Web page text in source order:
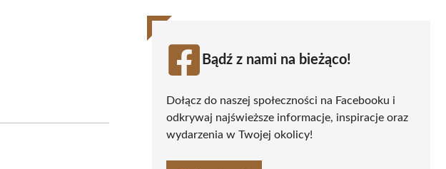
Bądź z nami na bieżąco!
Dołącz do naszej społeczności na Facebooku i
odkrywaj najświeższe informacje, inspiracje oraz
wydarzenia w Twojej okolicy!